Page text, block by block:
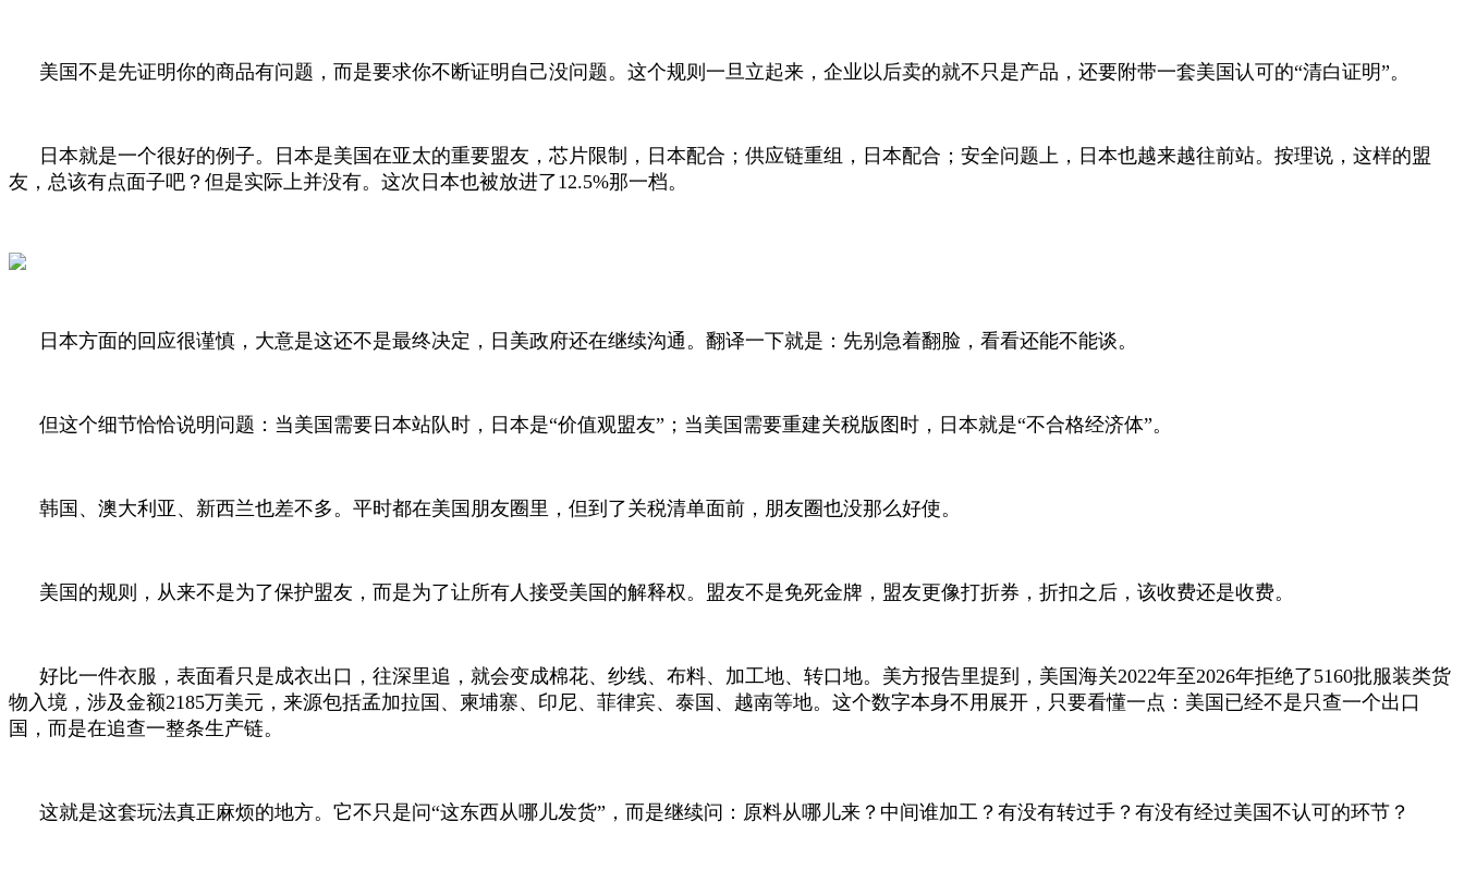
美国不是先证明你的商品有问题，而是要求你不断证明自己没问题。这个规则一旦立起来，企业以后卖的就不只是产品，还要附带一套美国认可的“清白证明”。
日本就是一个很好的例子。日本是美国在亚太的重要盟友，芯片限制，日本配合；供应链重组，日本配合；安全问题上，日本也越来越往前站。按理说，这样的盟
友，总该有点面子吧？但是实际上并没有。这次日本也被放进了12.5%那一档。
日本方面的回应很谨慎，大意是这还不是最终决定，日美政府还在继续沟通。翻译一下就是：先别急着翻脸，看看还能不能谈。
但这个细节恰恰说明问题：当美国需要日本站队时，日本是“价值观盟友”；当美国需要重建关税版图时，日本就是“不合格经济体”。
韩国、澳大利亚、新西兰也差不多。平时都在美国朋友圈里，但到了关税清单面前，朋友圈也没那么好使。
美国的规则，从来不是为了保护盟友，而是为了让所有人接受美国的解释权。盟友不是免死金牌，盟友更像打折券，折扣之后，该收费还是收费。
好比一件衣服，表面看只是成衣出口，往深里追，就会变成棉花、纱线、布料、加工地、转口地。美方报告里提到，美国海关2022年至2026年拒绝了5160批服装类货
物入境，涉及金额2185万美元，来源包括孟加拉国、柬埔寨、印尼、菲律宾、泰国、越南等地。这个数字本身不用展开，只要看懂一点：美国已经不是只查一个出口
国，而是在追查一整条生产链。
这就是这套玩法真正麻烦的地方。它不只是问“这东西从哪儿发货”，而是继续问：原料从哪儿来？中间谁加工？有没有转过手？有没有经过美国不认可的环节？